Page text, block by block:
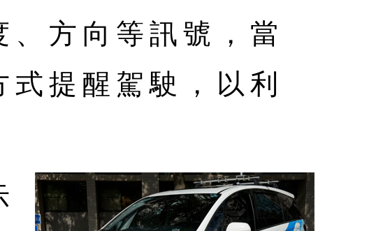
方向等訊號，當
提醒駕駛，以利